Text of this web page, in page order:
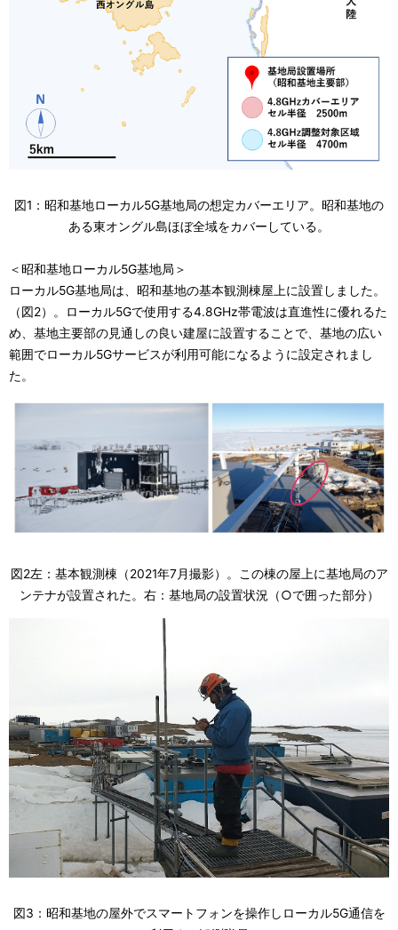
図1：昭和基地ローカル5G基地局の想定カバーエリア。昭和基地の
ある東オングル島ほぼ全域をカバーしている。
＜昭和基地ローカル5G基地局＞
ローカル5G基地局は、昭和基地の基本観測棟屋上に設置しました。
（図2）。ローカル5Gで使用する4.8GHz帯電波は直進性に優れるた
め、基地主要部の見通しの良い建屋に設置することで、基地の広い
範囲でローカル5Gサービスが利用可能になるように設定されまし
た。
図2左：基本観測棟（2021年7月撮影）。この棟の屋上に基地局のア
ンテナが設置された。右：基地局の設置状況（○で囲った部分）
図3：昭和基地の屋外でスマートフォンを操作しローカル5G通信を